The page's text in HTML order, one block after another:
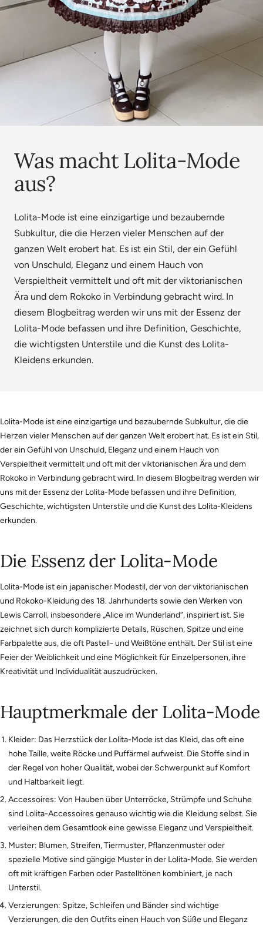
Was macht Lolita-Mode
aus?
Lolita-Mode ist eine einzigartige und bezaubernde
Subkultur, die die Herzen vieler Menschen auf der
ganzen Welt erobert hat. Es ist ein Stil, der ein Gefühl
von Unschuld, Eleganz und einem Hauch von
Verspieltheit vermittelt und oft mit der viktorianischen
Ära und dem Rokoko in Verbindung gebracht wird. In
diesem Blogbeitrag werden wir uns mit der Essenz der
Lolita-Mode befassen und ihre Definition, Geschichte,
die wichtigsten Unterstile und die Kunst des Lolita-
Kleidens erkunden.
Lolita-Mode ist eine einzigartige und bezaubernde Subkultur, die die
Herzen vieler Menschen auf der ganzen Welt erobert hat. Es ist ein Stil,
der ein Gefühl von Unschuld, Eleganz und einem Hauch von
Verspieltheit vermittelt und oft mit der viktorianischen Ära und dem
Rokoko in Verbindung gebracht wird. In diesem Blogbeitrag werden wir
uns mit der Essenz der Lolita-Mode befassen und ihre Definition,
Geschichte, wichtigsten Unterstile und die Kunst des Lolita-Kleidens
erkunden.
Die Essenz der Lolita-Mode
Lolita-Mode ist ein japanischer Modestil, der von der viktorianischen
und Rokoko-Kleidung des 18. Jahrhunderts sowie den Werken von
Lewis Carroll, insbesondere „Alice im Wunderland“, inspiriert ist. Sie
zeichnet sich durch komplizierte Details, Rüschen, Spitze und eine
Farbpalette aus, die oft Pastell- und Weißtöne enthält. Der Stil ist eine
Feier der Weiblichkeit und eine Möglichkeit für Einzelpersonen, ihre
Kreativität und Individualität auszudrücken.
Hauptmerkmale der Lolita-Mode
Kleider: Das Herzstück der Lolita-Mode ist das Kleid, das oft eine
hohe Taille, weite Röcke und Puffärmel aufweist. Die Stoffe sind in
der Regel von hoher Qualität, wobei der Schwerpunkt auf Komfort
und Haltbarkeit liegt.
Accessoires: Von Hauben über Unterröcke, Strümpfe und Schuhe
sind Lolita-Accessoires genauso wichtig wie die Kleidung selbst. Sie
verleihen dem Gesamtlook eine gewisse Eleganz und Verspieltheit.
Muster: Blumen, Streifen, Tiermuster, Pflanzenmuster oder
spezielle Motive sind gängige Muster in der Lolita-Mode. Sie werden
oft mit kräftigen Farben oder Pastelltönen kombiniert, je nach
Unterstil.
Verzierungen: Spitze, Schleifen und Bänder sind wichtige
Verzierungen, die den Outfits einen Hauch von Süße und Eleganz